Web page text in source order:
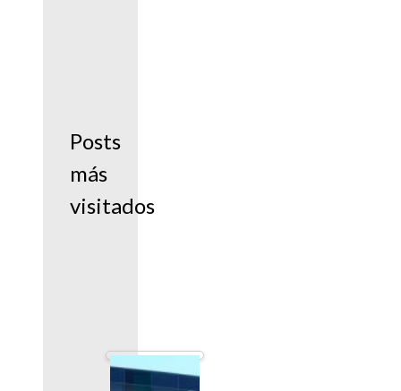
Posts
más
visitados